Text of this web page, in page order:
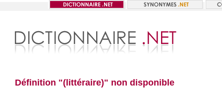
Définition "(littéraire)" non disponible